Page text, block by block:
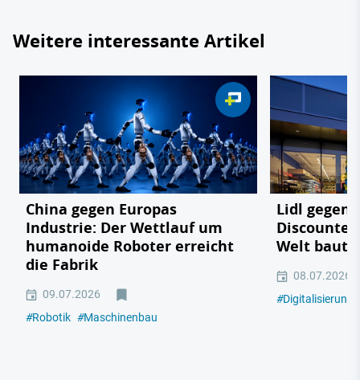
Weitere interessante Artikel
China gegen Europas
Industrie: Der Wettlauf um
humanoide Roboter erreicht
die Fabrik
09.07.2026
#Robotik #Maschinenbau
Lidl gegen
Discounter
Welt baut
08.07.2026
#Digitalisierung